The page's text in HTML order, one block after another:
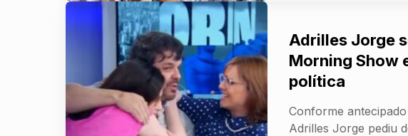
Adrilles Jorge
Morning Show
política
Conforme
Adrilles Jorge pediu